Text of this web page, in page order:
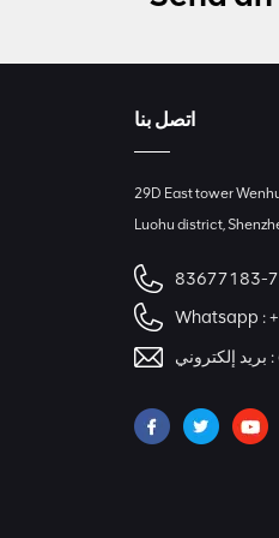
اتصل بنا
29D East tower
Luohu district,
Whatsapp :
بريد إلكتروني :